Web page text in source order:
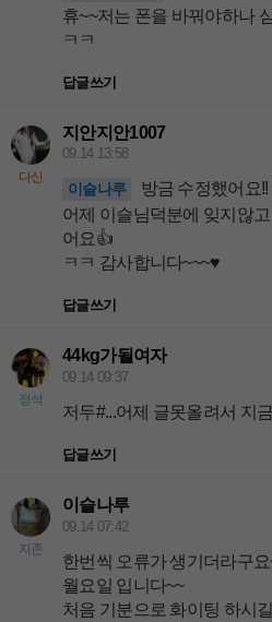
휴~~저는 폰을 바꿔야하나
ㅋㅋ
답글쓰기
다신
지안지안1007
09.14 13:58
이슬나루
방금 수정했어요!!
어제 이슬님덕분에 잊지않
어요👍
ㅋㅋ 감사합니다~~~♥
답글쓰기
정석
44kg가될여자
09.14 09:37
저두#...어제 글못올려서 지
답글쓰기
지존
이슬나루
09.14 07:42
한번씩 오류가 생기더라구
월요일 입니다~~
처음 기분으로 화이팅 하시